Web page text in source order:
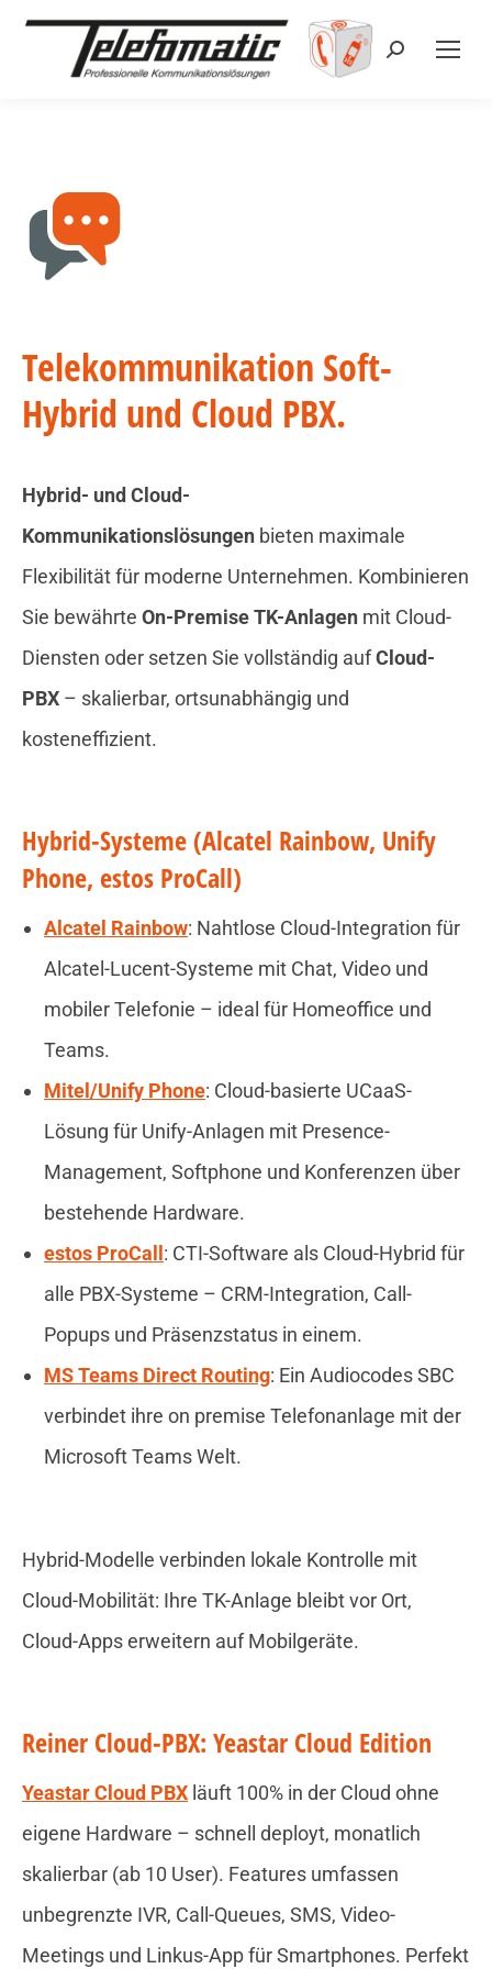
Search:
Telekommunikation Soft-
Hybrid und Cloud PBX.
Hybrid- und Cloud-
Kommunikationslösungen bieten maximale
Flexibilität für moderne Unternehmen. Kombinieren
Sie bewährte On-Premise TK-Anlagen mit Cloud-
Diensten oder setzen Sie vollständig aufCloud-
PBX – skalierbar, ortsunabhängig und
kosteneffizient.
Hybrid-Systeme (Alcatel Rainbow, Unify
Phone, estos ProCall)
Alcatel Rainbow: Nahtlose Cloud-Integration für
Alcatel-Lucent-Systeme mit Chat, Video und
mobiler Telefonie – ideal für Homeoffice und
Teams.
Mitel/Unify Phone: Cloud-basierte UCaaS-
Lösung für Unify-Anlagen mit Presence-
Management, Softphone und Konferenzen über
bestehende Hardware.
estos ProCall : CTI-Software als Cloud-Hybrid für
alle PBX-Systeme – CRM-Integration, Call-
Popups und Präsenzstatus in einem.
MS Teams Direct Routing: Ein Audiocodes SBC
verbindet ihre on premise Telefonanlage mit der
Microsoft Teams Welt.
Hybrid-Modelle verbinden lokale Kontrolle mit
Cloud-Mobilität: Ihre TK-Anlage bleibt vor Ort,
Cloud-Apps erweitern auf Mobilgeräte.
Reiner Cloud-PBX: Yeastar Cloud Edition
Yeastar Cloud PBX läuft 100% in der Cloud ohne
eigene Hardware – schnell deployt, monatlich
skalierbar (ab 10 User). Features umfassen
unbegrenzte IVR, Call-Queues, SMS, Video-
Meetings und Linkus-App für Smartphones. Perfekt